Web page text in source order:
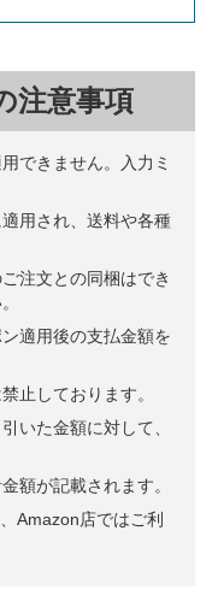
注意事項
できません。入力ミ
用され、送料や各種
注文との同梱はでき
適用後の支払金額を
止しております。
いた金額に対して、
額が記載されます。
Amazon店ではご利